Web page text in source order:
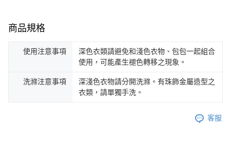
商品規格
使用注意事項
深色衣類請避免和淺色衣物、包包一起組合
使用，可能產生褪色轉移之現象。
洗滌注意事項
深淺色衣物請分開洗滌。有珠飾金屬造型之
衣類，請單獨手洗。
客服